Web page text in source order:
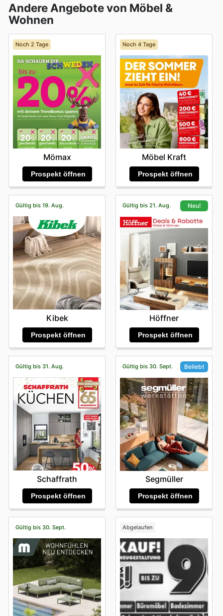
Andere Angebote von Möbel &
Wohnen
Noch 2 Tage
Mömax
Prospekt öffnen
Noch 4 Tage
Möbel Kraft
Prospekt öffnen
Gültig bis 19. Aug.
Kibek
Prospekt öffnen
Gültig bis 21. Aug. Neu!
Höffner
Prospekt öffnen
Gültig bis 31. Aug.
Schaffrath
Prospekt öffnen
Gültig bis 30. Sept. Beliebt
Segmüller
Prospekt öffnen
Gültig bis 30. Sept. Abgelaufen